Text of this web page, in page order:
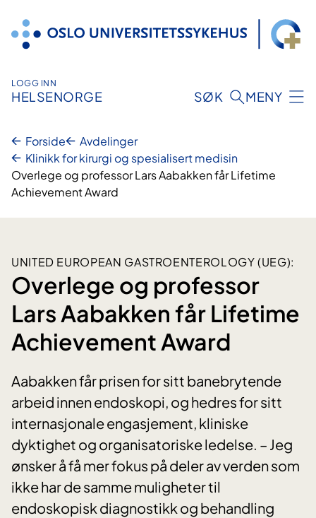
innhold
LOGG INN
HELSENORGE SØK MENY
Forside
Avdelinger
Klinikk for kirurgi og spesialisert medisin
Overlege og professor Lars Aabakken får Lifetime
Achievement Award
UNITED EUROPEAN GASTROENTEROLOGY (UEG):
Overlege og professor
Lars Aabakken får Lifetime
Achievement Award
Aabakken får prisen for sitt banebrytende
arbeid innen endoskopi, og hedres for sitt
internasjonale engasjement, kliniske
dyktighet og organisatoriske ledelse. – Jeg
ønsker å få mer fokus på deler av verden som
ikke har de samme muligheter til
endoskopisk diagnostikk og behandling